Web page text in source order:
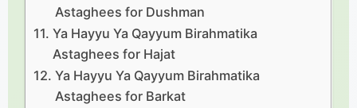
Astaghees for Dushman
Ya Hayyu Ya Qayyum Birahmatika
Astaghees for Hajat
Ya Hayyu Ya Qayyum Birahmatika
Astaghees for Barkat